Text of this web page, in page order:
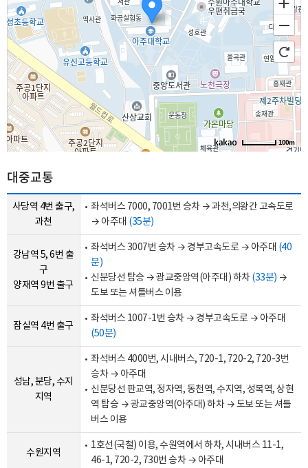
100m
대중교통
사당역 4번 출구,
과천
좌석버스 7000, 7001번 승차 → 과천,의왕간 고속도로
→ 아주대 (35분)
강남역 5, 6번 출
구
양재역 9번 출구
좌석버스 3007번 승차 → 경부고속도로 → 아주대 (40
분)
신분당선 탑승 → 광교중앙역(아주대) 하차(33분) →
도보 또는 셔틀버스 이용
잠실역 4번 출구
좌석버스 1007-1번 승차 → 경부고속도로 → 아주대
(50분)
성남, 분당, 수지
지역
좌석버스 4000번, 시내버스, 720-1, 720-2, 720-3번
승차 → 아주대
신분당선 판교역, 정자역, 동천역, 수지역, 성복역, 상현
역 탑승 → 광교중앙역(아주대) 하차 → 도보 또는 셔틀
버스 이용
수원지역
1호선(국철) 이용, 수원역에서 하차, 시내버스 11-1,
46-1, 720-2, 730번 승차 → 아주대